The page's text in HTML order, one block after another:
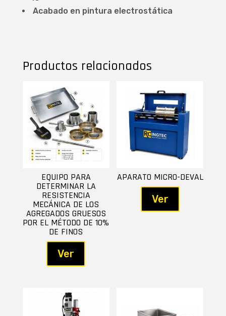
Acabado en pintura electrostática
Productos relacionados
EQUIPO PARA
DETERMINAR LA
RESISTENCIA
MECÁNICA DE LOS
AGREGADOS GRUESOS
POR EL MÉTODO DE 10%
DE FINOS
Ver
APARATO MICRO-DEVAL
Ver